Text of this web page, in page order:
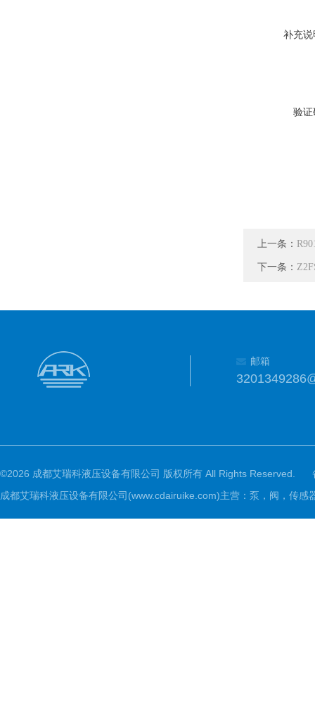
补充
验
上一条：
下一条：
邮箱
©2026 成都艾瑞科液压设备有限公司 版权所有 All Rights Reserved.
成都艾瑞科液压设备有限公司(www.cdairuike.com)主营：泵，阀，传